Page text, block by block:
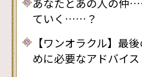
ていく……？
【ワンオラクル】最
めに必要なアドバイス